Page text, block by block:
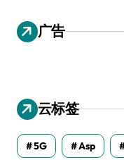
广告
云标签
5G Asp